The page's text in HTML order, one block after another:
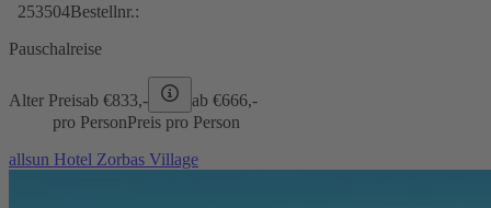
253504Bestellnr.:
Pauschalreise
Alter Preisab €833,- ab €666,-
pro PersonPreis pro Person
allsun Hotel Zorbas Village